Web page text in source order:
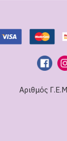
Αριθμός